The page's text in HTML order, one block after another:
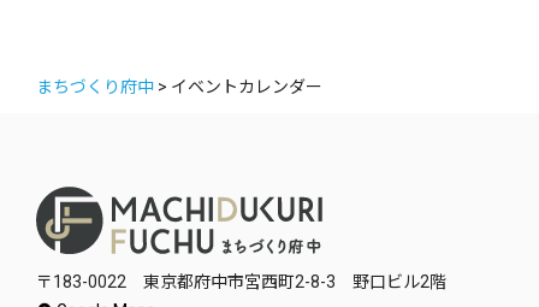
まちづくり府中 > イベントカレンダー
〒183-0022 東京都府中市宮西町2-8-3 野口ビル2階